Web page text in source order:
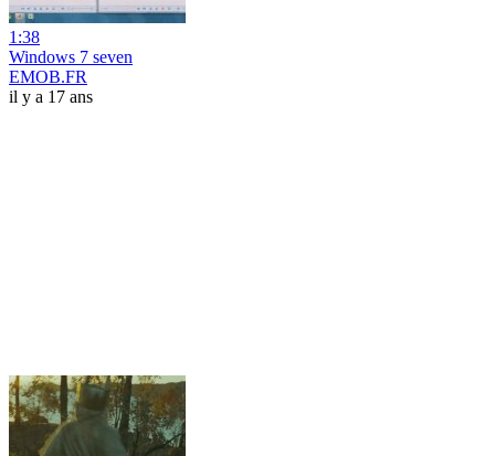
1:38
Windows 7 seven
EMOB.FR
il y a 17 ans